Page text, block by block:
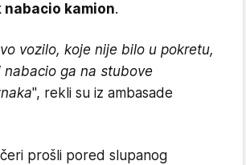
nabacio kamion.
vozilo, koje nije bilo u pokretu,
nabacio ga na stubove
", rekli su iz ambasade
prošli pored slupanog